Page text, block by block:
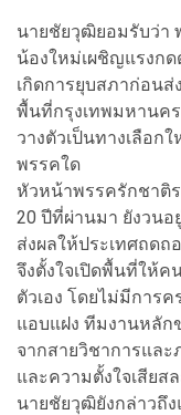
นายชัยวุฒิยอมรับว่า
น้องใหม่เผชิญแรงกด
เกิดการยุบสภาก่อน
พื้นที่กรุงเทพมหานค
วางตัวเป็นทางเลือก
พรรคใด
หัวหน้าพรรครักชาติ
20 ปีที่ผ่านมา ยังวนอ
ส่งผลให้ประเทศถดถ
จึงตั้งใจเปิดพื้นที่ให้ค
ตัวเอง โดยไม่มีการ
แอบแฝง ทีมงานหลัก
จากสายวิชาการแล
และความตั้งใจเสียส
นายชัยวุฒิยังกล่าวถึ